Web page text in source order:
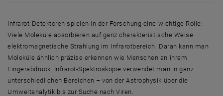
Infrarot-Detektoren spielen in der Forschung eine wichtige Rolle:
Viele Moleküle absorbieren auf ganz charakteristische Weise
elektromagnetische Strahlung im Infrarotbereich. Daran kann man
Moleküle ähnlich präzise erkennen wie Menschen an ihrem
Fingerabdruck. Infrarot-Spektroskopie verwendet man in ganz
unterschiedlichen Bereichen – von der Astrophysik über die
Umweltanalytik bis zur Suche nach Viren.